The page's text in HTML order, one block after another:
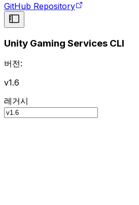
GitHub Repository
Unity Gaming Services CLI
버전:
v1.6
레거시